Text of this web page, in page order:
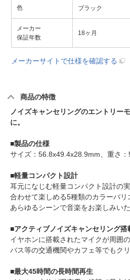
色 ブラック
メーカー
保証年数
18ヶ月
メーカーサイトで仕様を確認する
商品の特徴
ノイズキャンセリングのエントリー
に。
■製品の仕様
サイズ：56.8x49.4x28.9mm、重さ：
■軽量コンパクト設計
耳元になじむ軽量コンパクト設計の
合わせて楽しめる5種類のカラーバ
あらゆるシーンで音楽をお楽しみいた
■アクティブノイズキャンセリング搭
イヤホンに搭載されたマイクが周囲
バス等の交通機関やカフェ等でもク
■最大45時間の長時間再生